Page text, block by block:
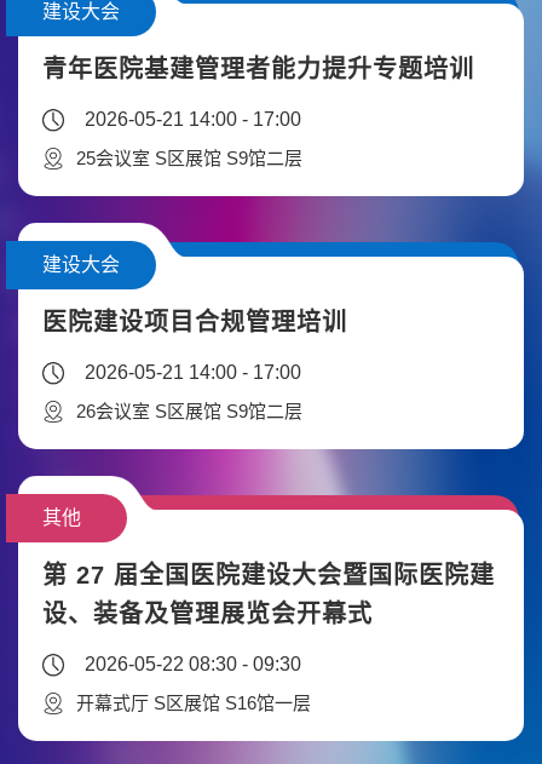
建设大会
青年医院基建管理者能力提升专题培训
2026-05-21 14:00 - 17:00
25会议室 S区展馆 S9馆二层
建设大会
医院建设项目合规管理培训
2026-05-21 14:00 - 17:00
26会议室 S区展馆 S9馆二层
其他
第 27 届全国医院建设大会暨国际医院建
设、装备及管理展览会开幕式
2026-05-22 08:30 - 09:30
开幕式厅 S区展馆 S16馆一层